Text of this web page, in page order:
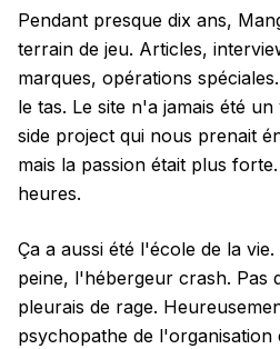
Pendant presque dix ans,
terrain de jeu. Articles,
marques, opérations
le tas. Le site n'a jamais été
side project qui nous prenait
mais la passion était plus
heures.
Ça a aussi été l'école de la
peine, l'hébergeur crash. Pas
pleurais de rage.
psychopathe de l'organisation